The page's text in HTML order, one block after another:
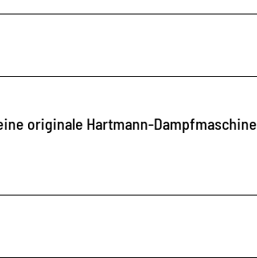
originale Hartmann-Dampfmaschine